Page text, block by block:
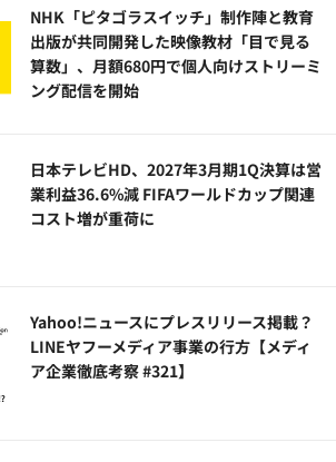
NHK「ピタゴラスイッチ」制作陣と教育
出版が共同開発した映像教材「目で見る
算数」、月額680円で個人向けストリーミ
ング配信を開始
日本テレビHD、2027年3月期1Q決算は営
業利益36.6%減 FIFAワールドカップ関連
コスト増が重荷に
Yahoo!ニュースにプレスリリース掲載？
LINEヤフーメディア事業の行方【メディ
ア企業徹底考察 #321】